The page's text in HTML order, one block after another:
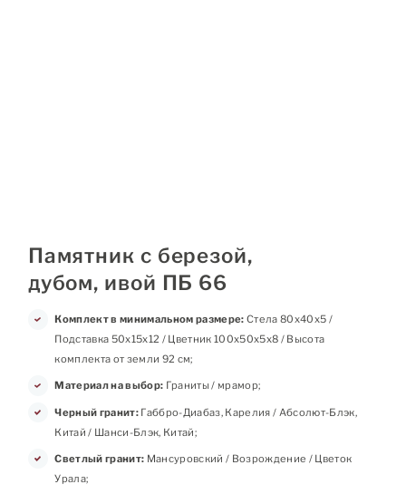
Памятник с березой,
дубом, ивой ПБ 66
Комплект в минимальном размере: Стела 80х40х5 /
Подставка 50х15х12 / Цветник 100х50х5х8 / Высота
комплекта от земли 92 см;
Материал на выбор: Граниты / мрамор;
Черный гранит:Габбро-Диабаз, Карелия / Абсолют-Блэк,
Китай / Шанси-Блэк, Китай;
Светлый гранит: Мансуровский / Возрождение / Цветок
Урала;